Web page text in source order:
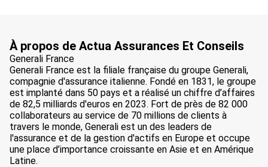
À propos de Actua Assurances Et Conseils
Generali France
Generali France est la filiale française du groupe Generali,
compagnie d'assurance italienne. Fondé en 1831, le groupe
est implanté dans 50 pays et a réalisé un chiffre d’affaires
de 82,5 milliards d'euros en 2023. Fort de près de 82 000
collaborateurs au service de 70 millions de clients à
travers le monde, Generali est un des leaders de
l'assurance et de la gestion d'actifs en Europe et occupe
une place d’importance croissante en Asie et en Amérique
Latine.